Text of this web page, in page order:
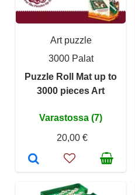
Art puzzle
3000 Palat
Puzzle Roll Mat up to
3000 pieces Art
Varastossa (7)
20,00 €